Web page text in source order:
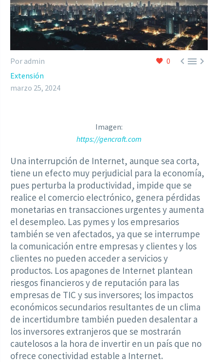
0 
Por admin
Extensión
marzo 25, 2024
Imagen:
https://gencraft.com
Una interrupción de Internet, aunque sea corta,
tiene un efecto muy perjudicial para la economía,
pues perturba la productividad, impide que se
realice el comercio electrónico, genera pérdidas
monetarias en transacciones urgentes y aumenta
el desempleo. Las pymes y los empresarios
también se ven afectados, ya que se interrumpe
la comunicación entre empresas y clientes y los
clientes no pueden acceder a servicios y
productos. Los apagones de Internet plantean
riesgos financieros y de reputación para las
empresas de TIC y sus inversores; los impactos
económicos secundarios resultantes de un clima
de incertidumbre también pueden desalentar a
los inversores extranjeros que se mostrarán
cautelosos a la hora de invertir en un país que no
ofrece conectividad estable a Internet.